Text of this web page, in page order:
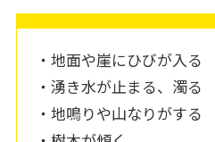
・地面や崖にひびが入る
・湧き水が止まる、濁る
・地鳴りや山なりがする